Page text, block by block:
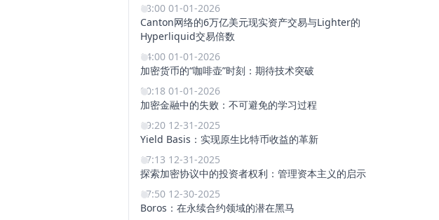
18:00 01-01-2026
Canton网络的6万亿美元现实资产交易与Lighter的
Hyperliquid交易倍数
14:00 01-01-2026
加密货币的“咖啡壶”时刻：期待技术突破
00:18 01-01-2026
加密金融中的失败：不可避免的学习过程
19:20 12-31-2025
Yield Basis：实现原生比特币收益的革新
17:13 12-31-2025
探索加密协议中的投资者权利：管理资本主义的启示
17:50 12-30-2025
Boros：在永续合约领域的潜在黑马